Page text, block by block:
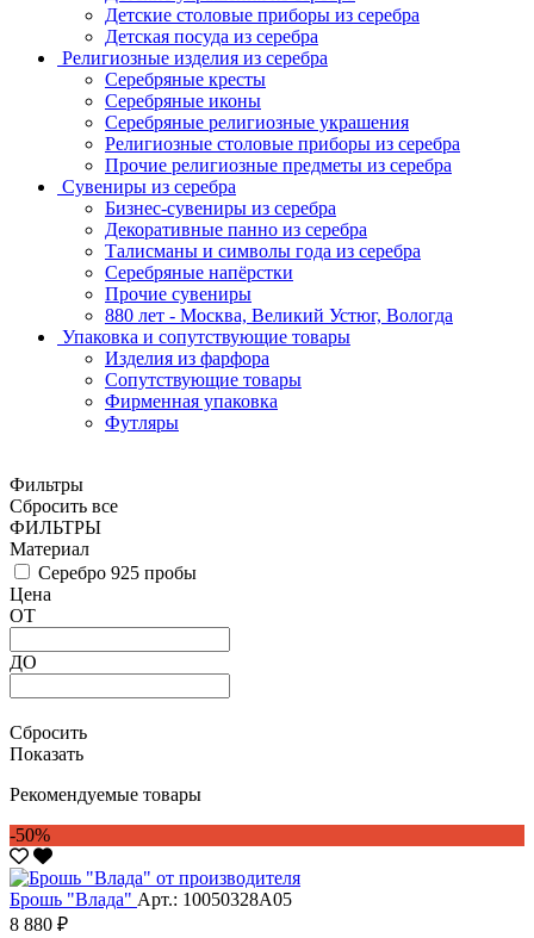
Детские столовые приборы из серебра
Детская посуда из серебра
Религиозные изделия из серебра
Серебряные кресты
Серебряные иконы
Серебряные религиозные украшения
Религиозные столовые приборы из серебра
Прочие религиозные предметы из серебра
Сувениры из серебра
Бизнес-сувениры из серебра
Декоративные панно из серебра
Талисманы и символы года из серебра
Серебряные напёрстки
Прочие сувениры
880 лет - Москва, Великий Устюг, Вологда
Упаковка и сопутствующие товары
Изделия из фарфора
Сопутствующие товары
Фирменная упаковка
Футляры
Фильтры
Сбросить все
ФИЛЬТРЫ
Материал
Серебро 925 пробы
Цена
ОТ
ДО
Сбросить
Показать
Рекомендуемые товары
-50%
Брошь "Влада" Арт.: 10050328А05
8 880 ₽